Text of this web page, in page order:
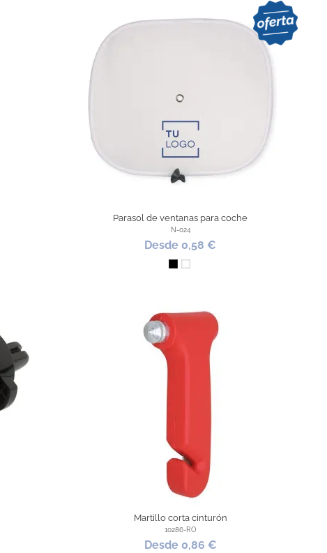
Parasol de ventanas para coche
N-024
Desde 0,58 €
NegroBlanco
Martillo corta cinturón
10286-RO
Desde 0,86 €